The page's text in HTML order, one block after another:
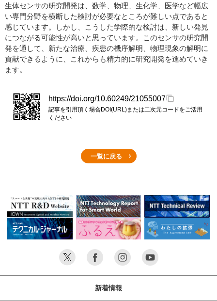
生体センサの研究開発は、数学、物理、生化学、医学など幅広
い専門分野を横断した検討が必要なところが難しい点であると
感じています。しかし、こうした学際的な検討は、新しい発見
につながる可能性が高いと思っています。このセンサの研究開
発を通して、新たな治療、疾患の機序解明、物理現象の解明に
貢献できるように、これからも精力的に研究開発を進めていき
ます。
https://doi.org/10.60249/21055007
記事を引用頂く場合DOI(URL)または二次元コードをご活用
ください
一覧に戻る
新着情報